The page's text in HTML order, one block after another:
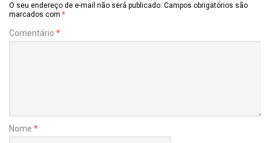
O seu endereço de e-mail não será publicado. Campos obrigatórios são
marcados com *
Comentário *
Nome *